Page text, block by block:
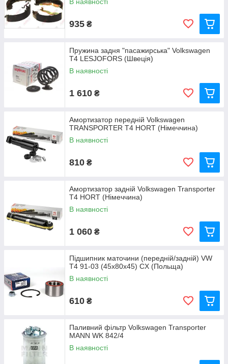
935 ₴
Пружина задня "пасажирська" Volkswagen
T4 LESJOFORS (Швеція)
В наявності
1 610 ₴
Амортизатор передній Volkswagen
TRANSPORTER T4 HORT (Німеччина)
В наявності
810 ₴
Амортизатор задній Volkswagen Transporter
Т4 HORT (Німеччина)
В наявності
1 060 ₴
Підшипник маточини (передній/задній) VW
T4 91-03 (45x80x45) CX (Польща)
В наявності
610 ₴
Паливний фільтр Volkswagen Transporter
MANN WK 842/4
В наявності